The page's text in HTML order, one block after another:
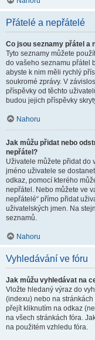
Přátelé a nepřátelé
Co jsou seznamy přátel a
Tyto seznamy můžete
do vašeho seznamu přátel
abyste k nim měli rychlý
soukromé zprávy. V
příspěvky od těchto
budou jejich příspěvky
Nahoru
Jak můžu přidat nebo
nepřátel?
Uživatele můžete přidat do
jméno uživatele se
odkaz, pomocí kterého
nepřátel. Nebo můžete ve
nepřátelé“ přímo přidat
uživatelských jmen. Na
seznamů.
Nahoru
Vyhledávání ve fóru
Jak můžu vyhledávat na
Vložte hledaný výraz do
(indexu) nebo na
přejít kliknutím na odkaz
na všech stránkách fóra.
na použitém vzhledu fóra.